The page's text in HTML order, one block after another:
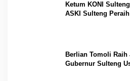
Ketum KONI
ASKI Sulteng
Berlian Tomoli
Gubernur Sulteng